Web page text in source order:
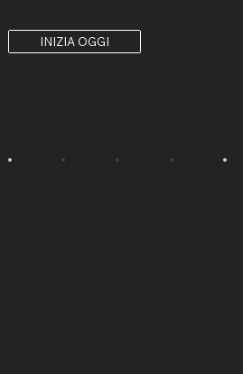
INIZIA OGGI